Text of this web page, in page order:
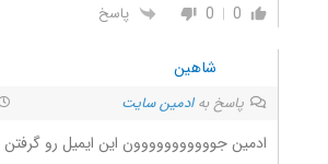
0
0 پاسخ
شاهین
پاسخ بهادمین سایت
ادمین جووووووووووون این ایمیل رو گرفتن